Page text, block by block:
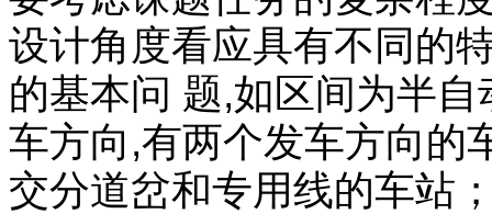
设计角度看应具有不同的
的基本问 题,如区间为半
车方向,有两个发车方向的
交分道岔和专用线的车站